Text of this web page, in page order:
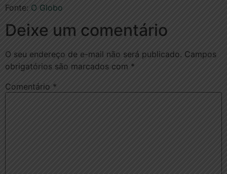
Fonte: O Globo
Deixe um comentário
O seu endereço de e-mail não será publicado. Campos
obrigatórios são marcados com *
Comentário *